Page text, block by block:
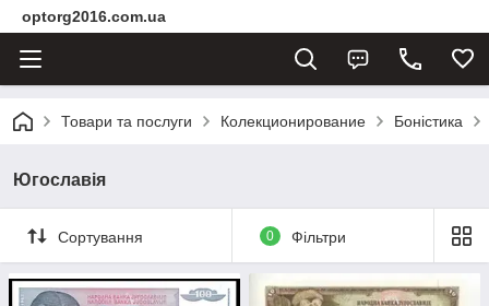
optorg2016.com.ua
Товари та послуги Колекционирование Боністика
Югославія
Сортування 0 Фільтри